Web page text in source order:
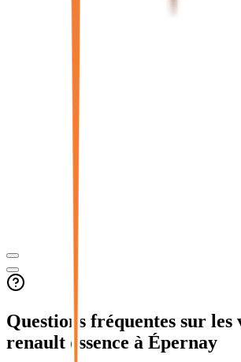
Questions fréquentes sur les
renault essence à Épernay